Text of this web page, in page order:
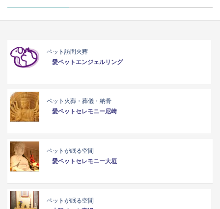
ペット訪問火葬
愛ペットエンジェルリング
ペット火葬・葬儀・納骨
愛ペットセレモニー尼崎
ペットが眠る空間
愛ペットセレモニー大垣
ペットが眠る空間